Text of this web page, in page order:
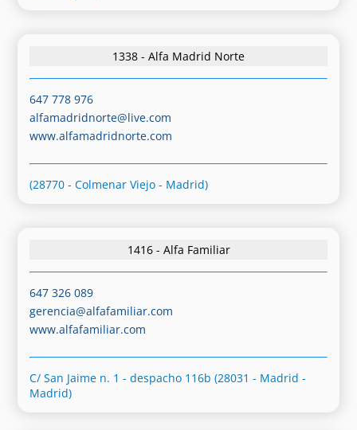
1338 - Alfa Madrid Norte
647 778 976
alfamadridnorte@live.com
www.alfamadridnorte.com
(28770 - Colmenar Viejo - Madrid)
1416 - Alfa Familiar
647 326 089
gerencia@alfafamiliar.com
www.alfafamiliar.com
C/ San Jaime n. 1 - despacho 116b (28031 - Madrid -
Madrid)